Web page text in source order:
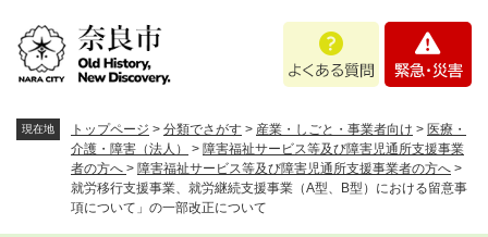
あ
問
・
現在地 トップページ > 分類でさがす > 産業・しごと・事業者向け > 医療・
介護・障害（法人）
> 障害福祉サービス等及び障害児通所支援事業
者の方へ > 障害福祉サービス等及び障害児通所支援事業者の方へ >
就労移行支援事業、就労継続支援事業（A型、B型）における留意事
項について」の一部改正について